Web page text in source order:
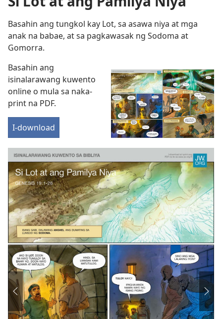
Basahin ang tungkol kay Lot, sa asawa niya at mga
anak na babae, at sa pagkawasak ng Sodoma at
Gomorra.
Basahin ang
isinalarawang kuwento
online o mula sa naka-
print na PDF.
I-download